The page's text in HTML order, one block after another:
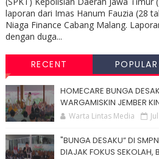
laporan dari Imas Hanum Fauzia (28
Niaga Finance Cabang Malang.
dengan duga...
RECENT POPULAR
HOMECARE BUNGA
WARGAMISKIN JEMBER
Warta Lintas Media
"BUNGA DESAKU” DI
DIAJAK FOKUS SEKOLAH,